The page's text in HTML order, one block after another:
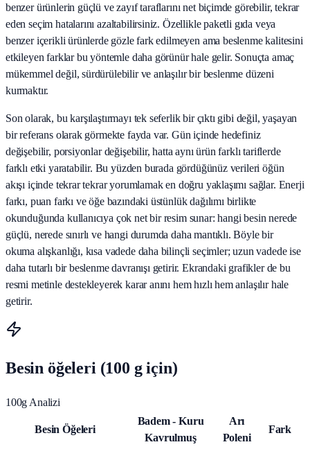
benzer ürünlerin güçlü ve zayıf taraflarını net biçimde görebilir, tekrar
eden seçim hatalarını azaltabilirsiniz. Özellikle paketli gıda veya
benzer içerikli ürünlerde gözle fark edilmeyen ama beslenme kalitesini
etkileyen farklar bu yöntemle daha görünür hale gelir. Sonuçta amaç
mükemmel değil, sürdürülebilir ve anlaşılır bir beslenme düzeni
kurmaktır.
Son olarak, bu karşılaştırmayı tek seferlik bir çıktı gibi değil, yaşayan
bir referans olarak görmekte fayda var. Gün içinde hedefiniz
değişebilir, porsiyonlar değişebilir, hatta aynı ürün farklı tariflerde
farklı etki yaratabilir. Bu yüzden burada gördüğünüz verileri öğün
akışı içinde tekrar tekrar yorumlamak en doğru yaklaşımı sağlar. Enerji
farkı, puan farkı ve öğe bazındaki üstünlük dağılımı birlikte
okunduğunda kullanıcıya çok net bir resim sunar: hangi besin nerede
güçlü, nerede sınırlı ve hangi durumda daha mantıklı. Böyle bir
okuma alışkanlığı, kısa vadede daha bilinçli seçimler; uzun vadede ise
daha tutarlı bir beslenme davranışı getirir. Ekrandaki grafikler de bu
resmi metinle destekleyerek karar anını hem hızlı hem anlaşılır hale
getirir.
Besin öğeleri (100 g için)
100g Analizi
Besin Öğeleri
Badem - Kuru
Kavrulmuş
Arı
Poleni
Fark